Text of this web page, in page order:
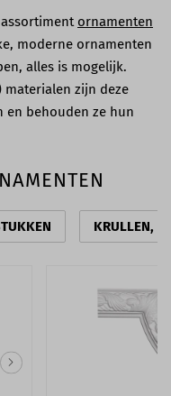
assortiment ornamenten
moderne ornamenten
alles is mogelijk.
materialen zijn deze
en behouden ze hun
KRULLEN,